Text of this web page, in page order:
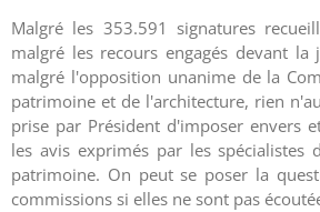
Malgré les 353.591 signatures
malgré les recours engagés devant la
malgré l'opposition unanime de la
patrimoine et de l'architecture, rien
prise par Président d'imposer envers
les avis exprimés par les spécialistes
patrimoine. On peut se poser la
commissions si elles ne sont pas